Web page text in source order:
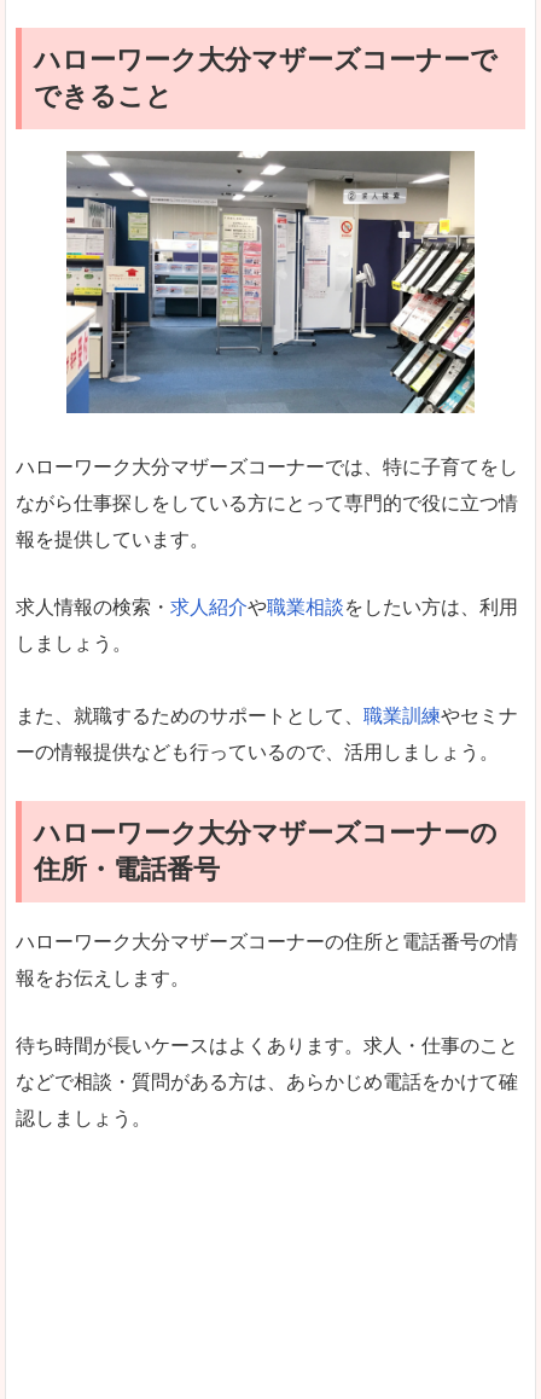
ハローワーク大分マザーズコーナーで
できること
ハローワーク大分マザーズコーナーでは、特に子育てをし
ながら仕事探しをしている方にとって専門的で役に立つ情
報を提供しています。
求人情報の検索・ 求人紹介や職業相談をしたい方は、利用
しましょう。
また、就職するためのサポートとして、 職業訓練やセミナ
ーの情報提供なども行っているので、活用しましょう。
ハローワーク大分マザーズコーナーの
住所・電話番号
ハローワーク大分マザーズコーナーの住所と電話番号の情
報をお伝えします。
待ち時間が長いケースはよくあります。求人・仕事のこと
などで相談・質問がある方は、あらかじめ電話をかけて確
認しましょう。